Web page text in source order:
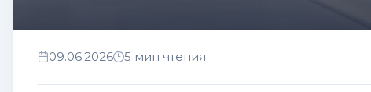
09.06.2026 5 мин чтения